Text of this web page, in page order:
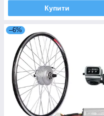
Купити
–6%